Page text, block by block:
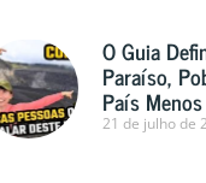
O Guia
Paraíso,
País
21 de julho de